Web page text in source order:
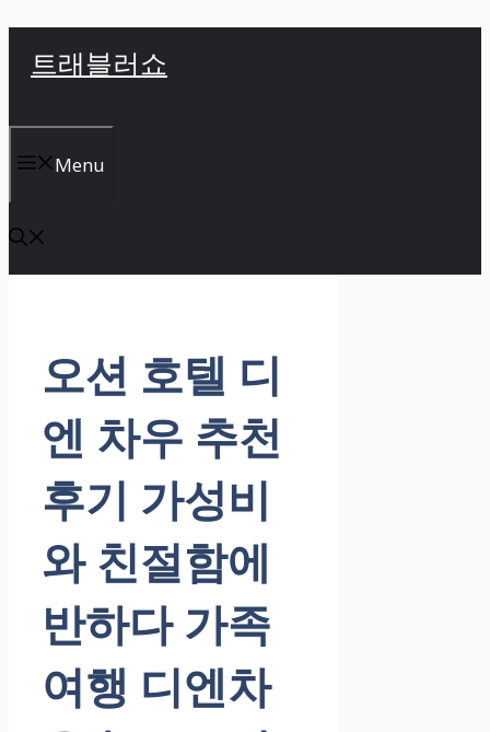
너
뛰
기
트래블러쇼
Menu
오션 호텔 디
엔 차우 추천
후기 가성비
와 친절함에
반하다 가족
여행 디엔차